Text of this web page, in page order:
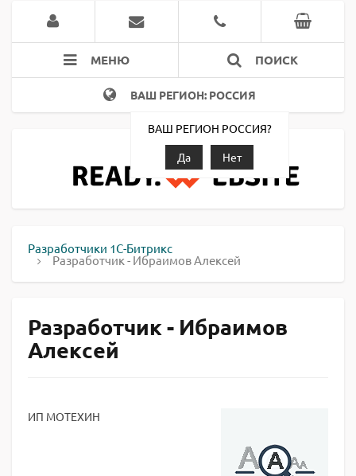
МЕНЮ ПОИСК
ВАШ РЕГИОН: РОССИЯ
ВАШ РЕГИОН РОССИЯ?
Да
Нет
Разработчики 1С-Битрикс
Разработчик - Ибраимов Алексей
Разработчик - Ибраимов
Алексей
ИП МОТЕХИН